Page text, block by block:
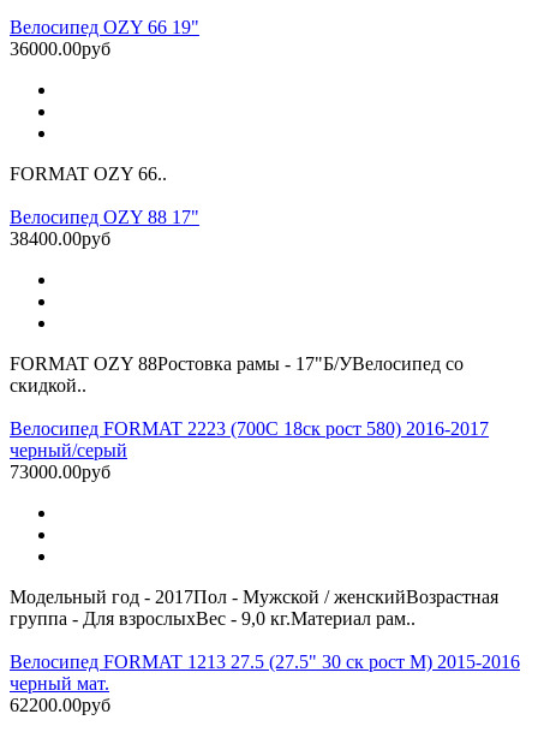
Велосипед OZY 66 19"
36000.00руб
FORMAT OZY 66..
Велосипед OZY 88 17"
38400.00руб
FORMAT OZY 88Ростовка рамы - 17"Б/УВелосипед со
скидкой..
Велосипед FORMAT 2223 (700С 18ск рост 580) 2016-2017
черный/серый
73000.00руб
Модельный год - 2017Пол - Мужской / женскийВозрастная
группа - Для взрослыхВес - 9,0 кг.Материал рам..
Велосипед FORMAT 1213 27.5 (27.5" 30 ск рост M) 2015-2016
черный мат.
62200.00руб